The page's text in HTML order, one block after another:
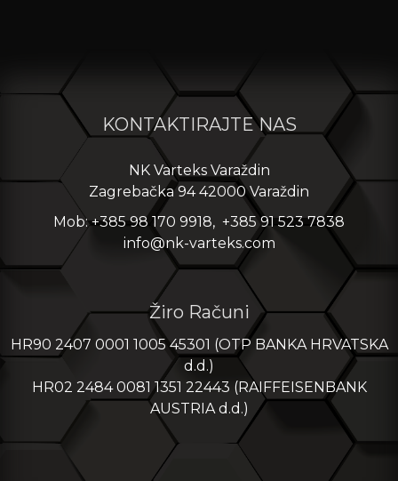
KONTAKTIRAJTE NAS
NK Varteks Varaždin
Zagrebačka 94 42000 Varaždin
Mob: +385 98 170 9918, +385 91 523 7838
info@nk-varteks.com
Žiro Računi
HR90 2407 0001 1005 45301 (OTP BANKA HRVATSKA
d.d.)
HR02 2484 0081 1351 22443 (RAIFFEISENBANK
AUSTRIA d.d.)